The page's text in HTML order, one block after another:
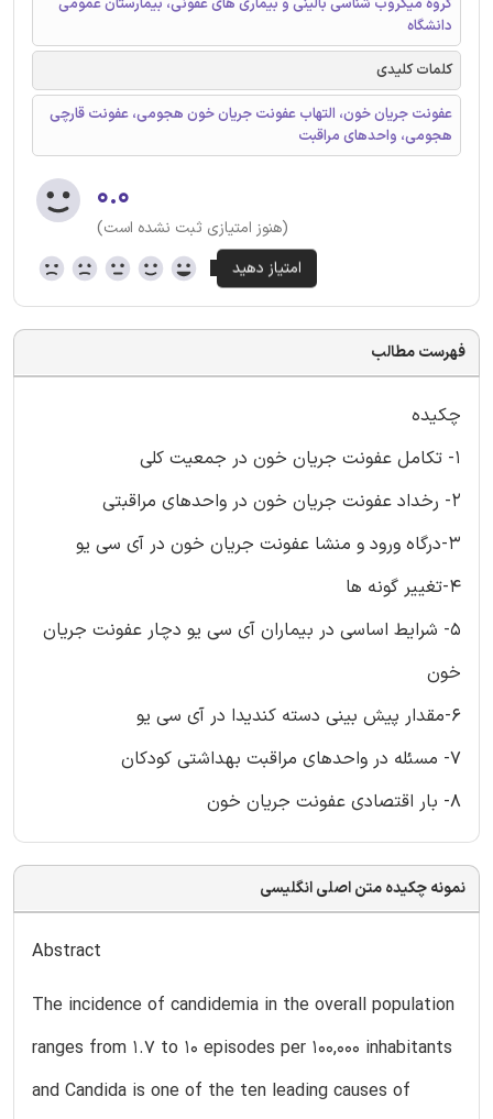
دانشگاه
کلمات کلیدی
عفونت جریان خون، التهاب عفونت جریان خون هجومی، عفونت قارچی
هجومی، واحدهای مراقبت
۰.۰
(هنوز امتیازی ثبت نشده است)
فهرست مطالب
چکیده
1- تکامل عفونت جریان خون در جمعیت کلی
2- رخداد عفونت جریان خون در واحدهای مراقبتی
3-درگاه ورود و منشا عفونت جریان خون در آی سی یو
4-تغییر گونه ها
5- شرایط اساسی در بیماران آی سی یو دچار عفونت جریان
خون
6-مقدار پیش بینی دسته کندیدا در آی سی یو
7- مسئله در واحدهای مراقبت بهداشتی کودکان
8- بار اقتصادی عفونت جریان خون
نمونه چکیده متن اصلی انگلیسی
Abstract
The incidence of candidemia in the overall population
ranges from 1.7 to 10 episodes per 100,000 inhabitants
and Candida is one of the ten leading causes of